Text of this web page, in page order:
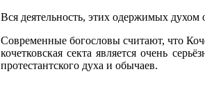
Вся деятельность, этих одержимых духом
Современные богословы считают, что
кочетковская секта является очень
протестантского духа и обычаев.